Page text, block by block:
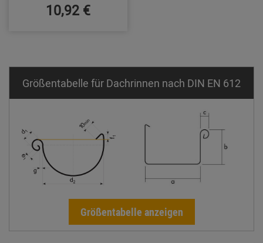
10,92 €
Größentabelle für Dachrinnen nach DIN EN 612
Größentabelle anzeigen